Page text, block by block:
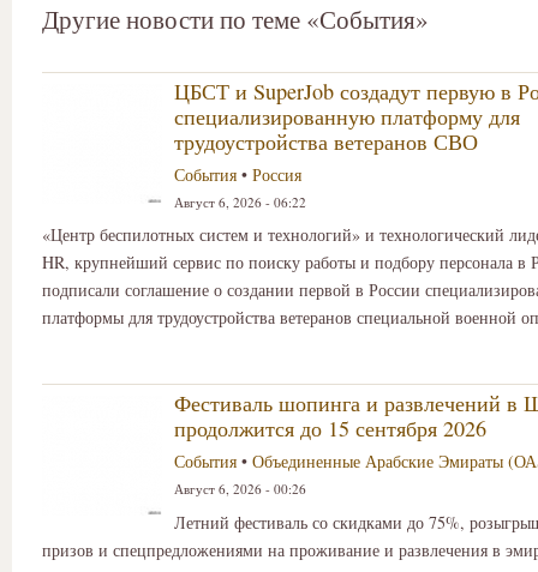
Другие новости по теме «События»
ЦБСТ и SuperJob создадут первую в
специализированную платформу для
трудоустройства ветеранов СВО
События • Россия
Август 6, 2026 - 06:22
«Центр беспилотных систем и технологий» и технологический
HR, крупнейший сервис по поиску работы и подбору персонала в
подписали соглашение о создании первой в России
платформы для трудоустройства ветеранов специальной военной
Фестиваль шопинга и развлечений в
продолжится до 15 сентября 2026
События • Объединенные Арабские Эмираты
Август 6, 2026 - 00:26
Летний фестиваль со скидками до 75%,
призов и спецпредложениями на проживание и развлечения в